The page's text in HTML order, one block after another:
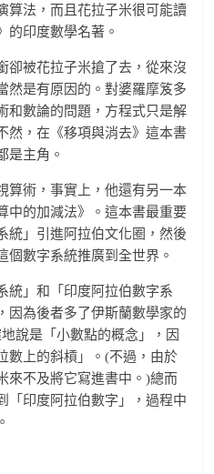
算法，而且花拉子米很可能讀
的印度數學名著。
卻被花拉子米搶了去，從來沒
然是有原因的。對婆羅摩笈多
和數論的問題，方程式只是解
然，在《移項與消去》這本書
是主角。
算術，事實上，他還有另一本
中的加減法》。這本書最重要
統」引進阿拉伯文化圈，然後
個數字系統推廣到全世界。
統」和「印度阿拉伯數字系
因為後者多了伊斯蘭數學家的
說是「小數點的概念」，因
數上的斜槓」。(不過，由於
來不及將它寫進書中。)總而
「印度阿拉伯數字」，過程中